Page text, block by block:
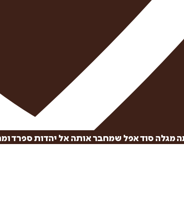
מגלה סוד אפל שמחבר אותה אל יהדות ספרד